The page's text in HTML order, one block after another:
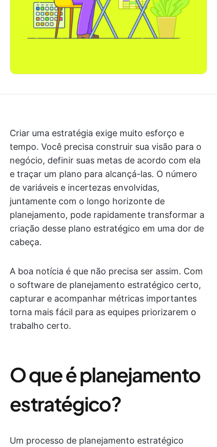
Criar uma estratégia exige muito esforço e
tempo. Você precisa construir sua visão para o
negócio, definir suas metas de acordo com ela
e traçar um plano para alcançá-las. O número
de variáveis e incertezas envolvidas,
juntamente com o longo horizonte de
planejamento, pode rapidamente transformar a
criação desse plano estratégico em uma dor de
cabeça.
A boa notícia é que não precisa ser assim. Com
o software de planejamento estratégico certo,
capturar e acompanhar métricas importantes
torna mais fácil para as equipes priorizarem o
trabalho certo.
O que é planejamento
estratégico?
Um processo de planejamento estratégico